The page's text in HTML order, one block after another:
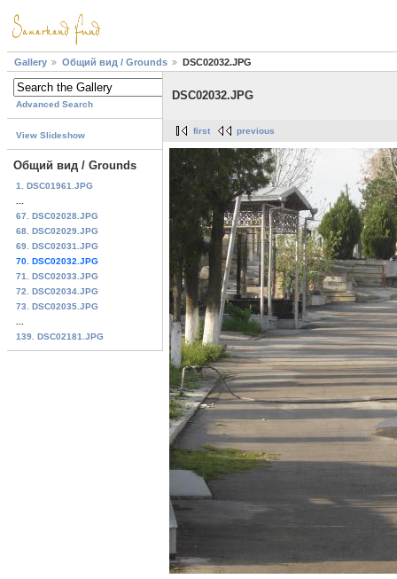
Gallery Общий вид / Grounds DSC02032.JPG
Advanced Search
View Slideshow
Общий вид / Grounds
1. DSC01961.JPG
67. DSC02028.JPG
68. DSC02029.JPG
69. DSC02031.JPG
70. DSC02032.JPG
71. DSC02033.JPG
72. DSC02034.JPG
73. DSC02035.JPG
139. DSC02181.JPG
DSC02032.JPG
first previous